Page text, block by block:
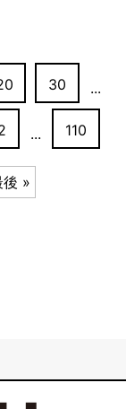
30 ...
... 110
後 »